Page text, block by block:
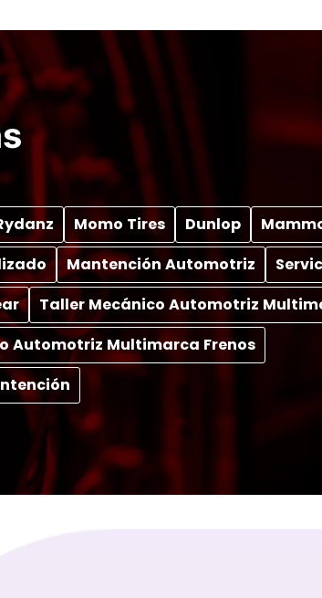
Momo Tires Dunlop
Mantención Automotriz
Taller Mecánico Automotriz
Automotriz Multimarca Frenos